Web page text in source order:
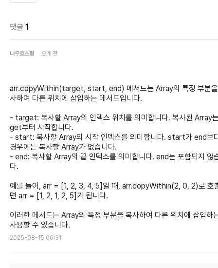
댓글 1
나우호스팅 오래 전
arr.copyWithin(target, start, end) 메서드는 Array의 특정 부분
사하여 다른 위치에 삽입하는 메서드입니다.
- target: 복사할 Array의 인덱스 위치를 의미합니다. 복사된 Array
get부터 시작합니다.
- start: 복사할 Array의 시작 인덱스를 의미합니다. start가 end보
경우에는 복사할 Array가 없습니다.
- end: 복사할 Array의 끝 인덱스를 의미합니다. end는 포함되지 않
다.
예를 들어, arr = [1, 2, 3, 4, 5]일 때, arr.copyWithin(2, 0, 2)로 호
면 arr = [1, 2, 1, 2, 5]가 됩니다.
이러한 메서드는 Array의 특정 부분을 복사하여 다른 위치에 삽입하
사용할 수 있습니다.
2025-08-15 06:31